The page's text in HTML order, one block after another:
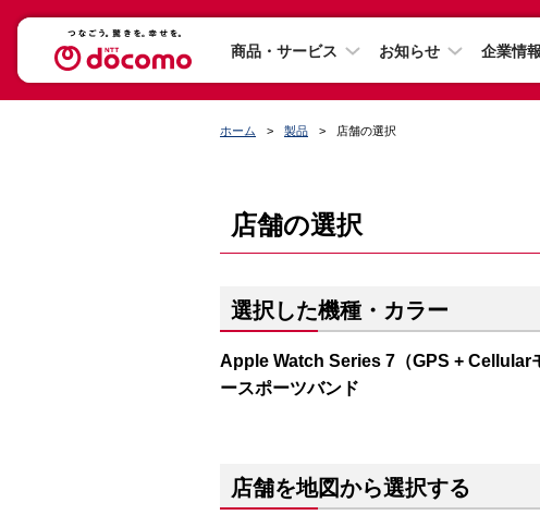
商品・サービス お知らせ 企業情報
ホーム 製品 店舗の選択
店舗の選択
選択した機種・カラー
Apple Watch Series 7（GPS + Cellular
ースポーツバンド
店舗を地図から選択する